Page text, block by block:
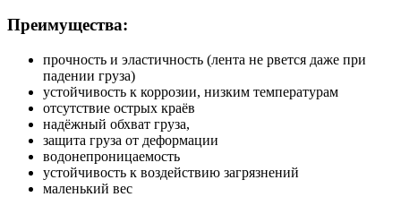
Преимущества:
прочность и эластичность (лента не рвется даже при
падении груза)
устойчивость к коррозии, низким температурам
отсутствие острых краёв
надёжный обхват груза,
защита груза от деформации
водонепроницаемость
устойчивость к воздействию загрязнений
маленький вес